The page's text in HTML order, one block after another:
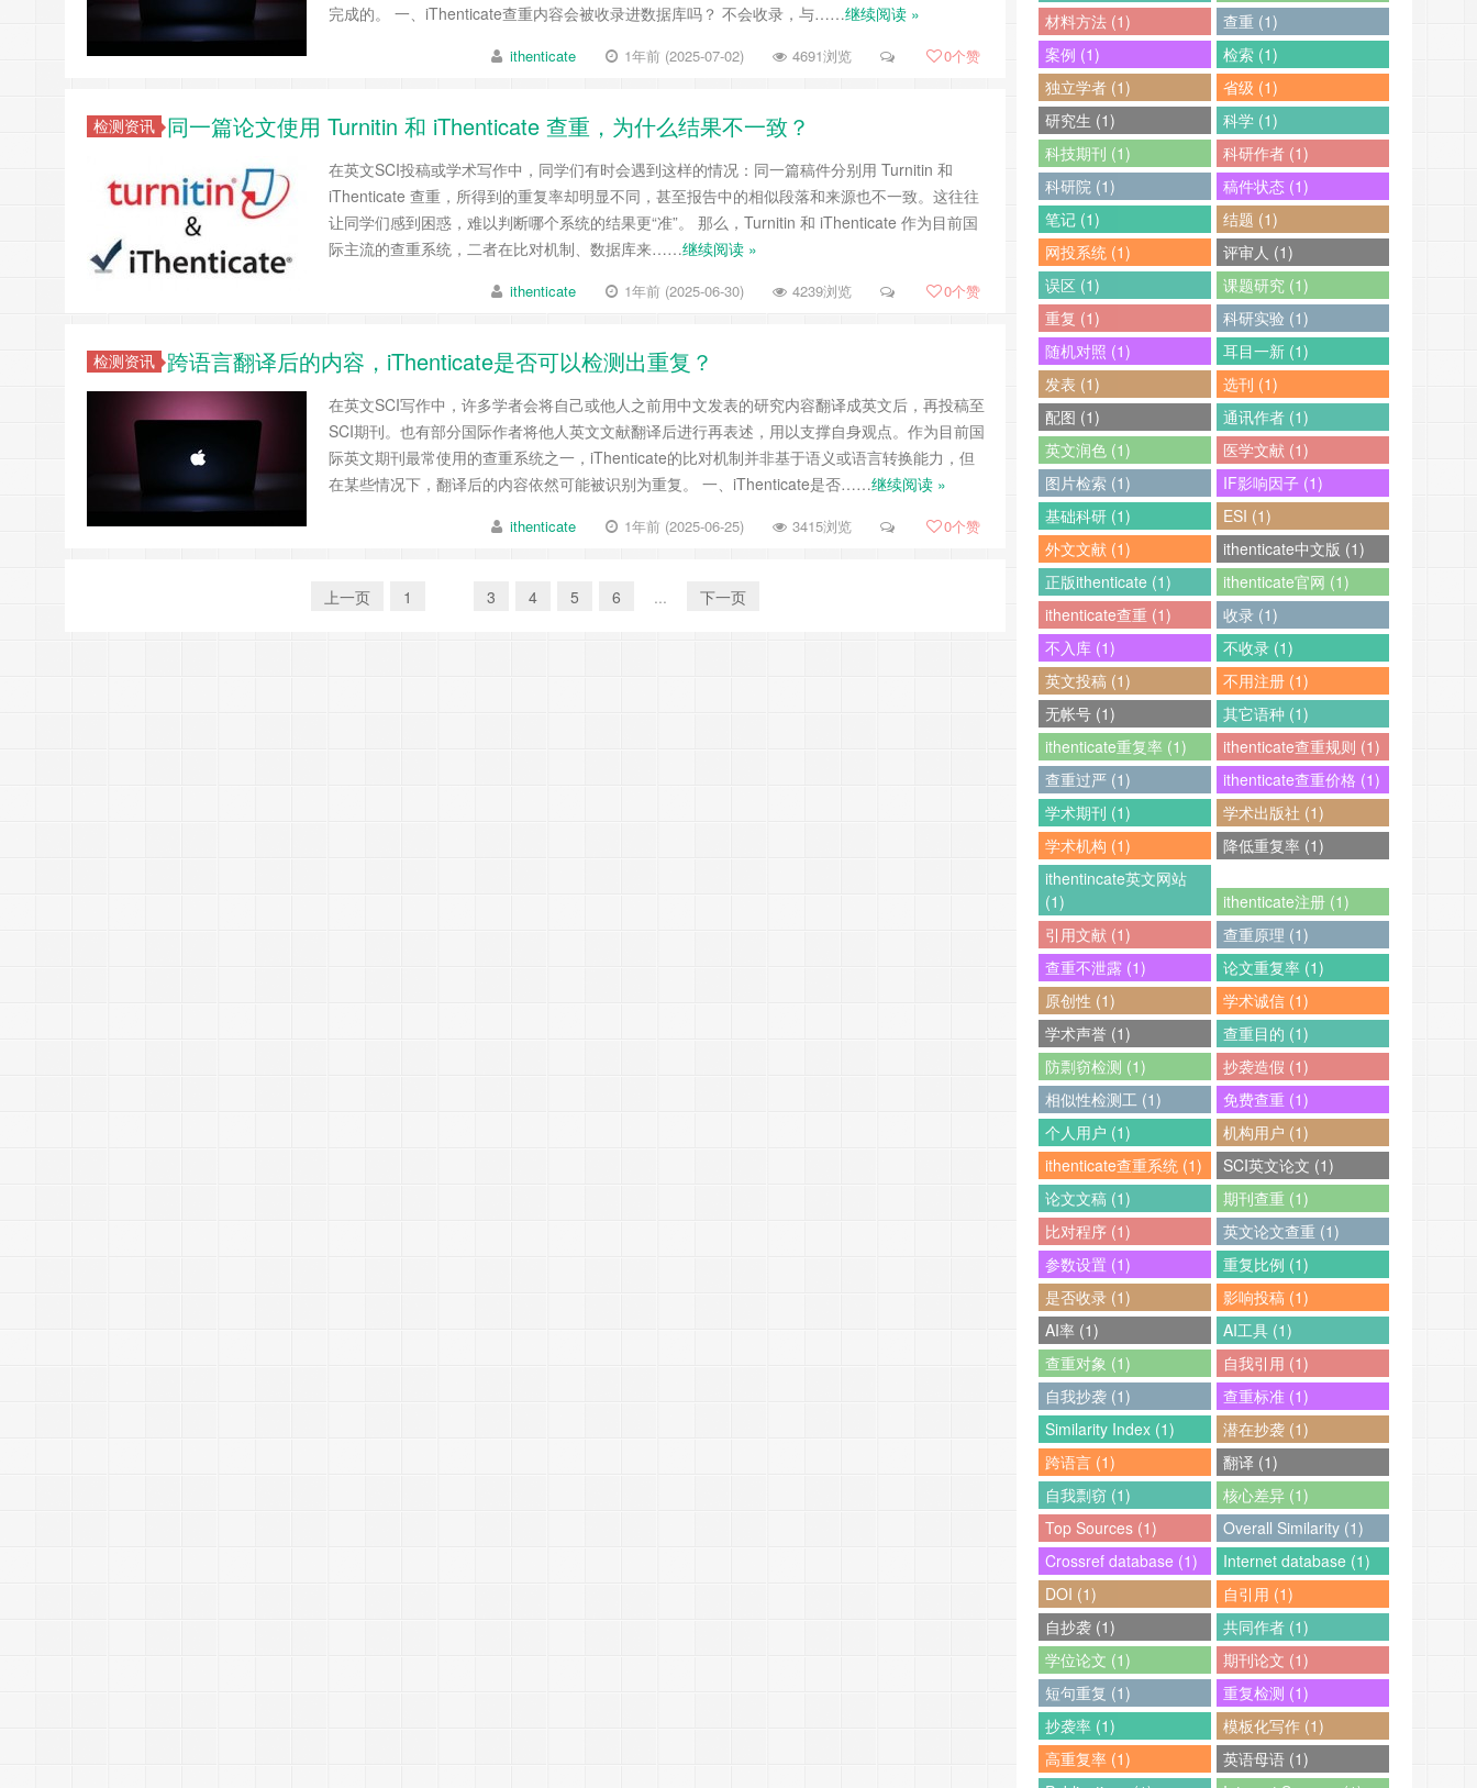
完成的。 一、iThenticate查重内容会被收录进数据库吗？ 不会收录，与……继续阅读 »
ithenticate 1年前 (2025-07-02) 4691浏览 0个赞
检测资讯 同一篇论文使用 Turnitin 和 iThenticate 查重，为什么结果不一致？
在英文SCI投稿或学术写作中，同学们有时会遇到这样的情况：同一篇稿件分别用 Turnitin 和
iThenticate 查重，所得到的重复率却明显不同，甚至报告中的相似段落和来源也不一致。这往往
让同学们感到困惑，难以判断哪个系统的结果更“准”。 那么，Turnitin 和 iThenticate 作为目前国
际主流的查重系统，二者在比对机制、数据库来……继续阅读 »
ithenticate 1年前 (2025-06-30) 4239浏览 0个赞
检测资讯 跨语言翻译后的内容，iThenticate是否可以检测出重复？
在英文SCI写作中，许多学者会将自己或他人之前用中文发表的研究内容翻译成英文后，再投稿至
SCI期刊。也有部分国际作者将他人英文文献翻译后进行再表述，用以支撑自身观点。作为目前国
际英文期刊最常使用的查重系统之一，iThenticate的比对机制并非基于语义或语言转换能力，但
在某些情况下，翻译后的内容依然可能被识别为重复。 一、iThenticate是否……继续阅读 »
ithenticate 1年前 (2025-06-25) 3415浏览 0个赞
上一页 1 3 4 5 6 ... 下一页
材料方法 (1)
查重 (1)
案例 (1)
检索 (1)
独立学者 (1)
省级 (1)
研究生 (1)
科学 (1)
科技期刊 (1)
科研作者 (1)
科研院 (1)
稿件状态 (1)
笔记 (1)
结题 (1)
网投系统 (1)
评审人 (1)
误区 (1)
课题研究 (1)
重复 (1)
科研实验 (1)
随机对照 (1)
耳目一新 (1)
发表 (1)
选刊 (1)
配图 (1)
通讯作者 (1)
英文润色 (1)
医学文献 (1)
图片检索 (1)
IF影响因子 (1)
基础科研 (1)
ESI (1)
外文文献 (1)
ithenticate中文版 (1)
正版ithenticate (1)
ithenticate官网 (1)
ithenticate查重 (1)
收录 (1)
不入库 (1)
不收录 (1)
英文投稿 (1)
不用注册 (1)
无帐号 (1)
其它语种 (1)
ithenticate重复率 (1)
ithenticate查重规则 (1)
查重过严 (1)
ithenticate查重价格 (1)
学术期刊 (1)
学术出版社 (1)
学术机构 (1)
降低重复率 (1)
ithentincate英文网站
(1)
ithenticate注册 (1)
引用文献 (1)
查重原理 (1)
查重不泄露 (1)
论文重复率 (1)
原创性 (1)
学术诚信 (1)
学术声誉 (1)
查重目的 (1)
防剽窃检测 (1)
抄袭造假 (1)
相似性检测工 (1)
免费查重 (1)
个人用户 (1)
机构用户 (1)
ithenticate查重系统 (1)
SCI英文论文 (1)
论文文稿 (1)
期刊查重 (1)
比对程序 (1)
英文论文查重 (1)
参数设置 (1)
重复比例 (1)
是否收录 (1)
影响投稿 (1)
AI率 (1)
AI工具 (1)
查重对象 (1)
自我引用 (1)
自我抄袭 (1)
查重标准 (1)
Similarity Index (1)
潜在抄袭 (1)
跨语言 (1)
翻译 (1)
自我剽窃 (1)
核心差异 (1)
Top Sources (1)
Overall Similarity (1)
Crossref database (1)
Internet database (1)
DOI (1)
自引用 (1)
自抄袭 (1)
共同作者 (1)
学位论文 (1)
期刊论文 (1)
短句重复 (1)
重复检测 (1)
抄袭率 (1)
模板化写作 (1)
高重复率 (1)
英语母语 (1)